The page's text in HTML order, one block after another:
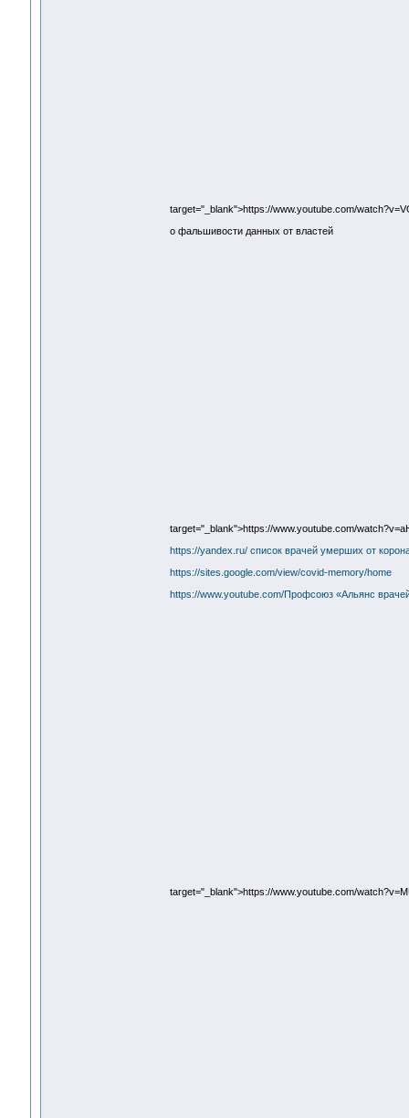
target="_blank">https://www.youtube.com/
о фальшивости данных от властей
target="_blank">https://www.youtube.com/
https://yandex.ru/ список врачей умерших от
https://sites.google.com/view/covid-memory/home
https://www.youtube.com/Профсоюз «Альянс
target="_blank">https://www.youtube.com/